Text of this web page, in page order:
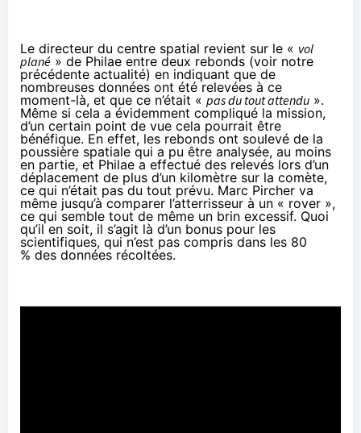
Le directeur du centre spatial revient sur le « vol
plané » de Philae entre deux rebonds (voir notre
précédente actualité) en indiquant que de
nombreuses données ont été relevées à ce
moment-là, et que ce n’était « pas du tout attendu ».
Même si cela a évidemment compliqué la mission,
d’un certain point de vue cela pourrait être
bénéfique. En effet, les rebonds ont soulevé de la
poussière spatiale qui a pu être analysée, au moins
en partie, et Philae a effectué des relevés lors d’un
déplacement de plus d’un kilomètre sur la comète,
ce qui n’était pas du tout prévu. Marc Pircher va
même jusqu’à comparer l’atterrisseur à un « rover »,
ce qui semble tout de même un brin excessif. Quoi
qu’il en soit, il s’agit là d’un bonus pour les
scientifiques, qui n’est pas compris dans les 80
% des données récoltées.